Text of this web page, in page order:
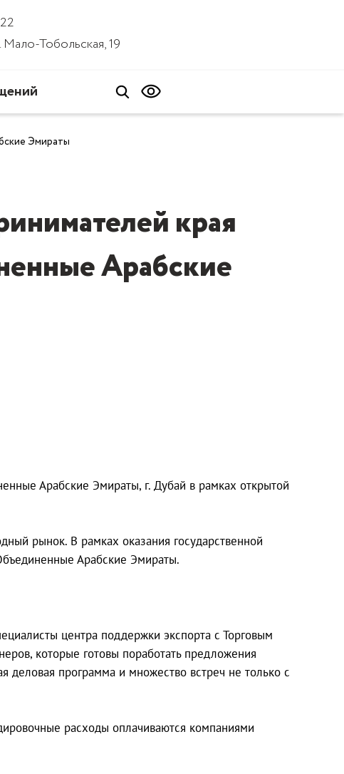
Мало-Тобольская, 19
Эмираты
края
Арабские
Арабские Эмираты, г. Дубай в рамках открытой
рынок. В рамках оказания государственной
Арабские Эмираты.
центра поддержки экспорта с Торговым
которые готовы поработать предложения
деловая программа и множество встреч не только с
расходы оплачиваются компаниями